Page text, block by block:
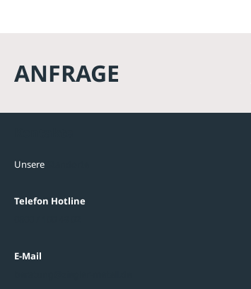
ANFRAGE
Unsere
Telefon Hotline
E-Mail